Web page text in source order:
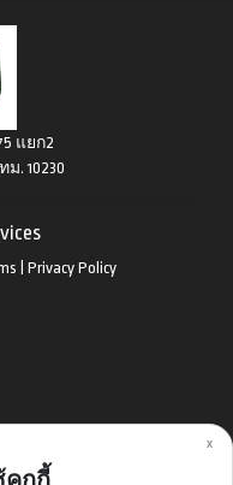
x
แยก2
. 10230
Privacy Policy